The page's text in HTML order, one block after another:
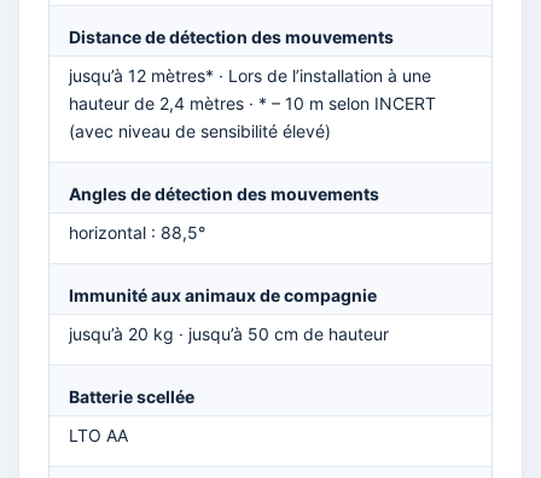
Distance de détection des mouvements
jusqu’à 12 mètres* · Lors de l’installation à une
hauteur de 2,4 mètres · * – 10 m selon INCERT
(avec niveau de sensibilité élevé)
Angles de détection des mouvements
horizontal : 88,5°
Immunité aux animaux de compagnie
jusqu’à 20 kg · jusqu’à 50 cm de hauteur
Batterie scellée
LTO AA